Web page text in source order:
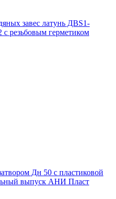
завес латунь ДВS1-
резьбовым герметиком
Дн 50 с пластиковой
выпуск АНИ Пласт